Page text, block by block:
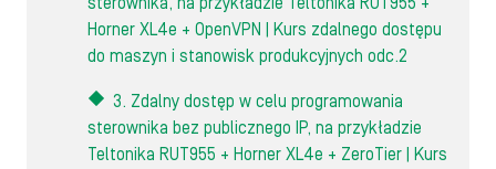
Horner XL4e + OpenVPN | Kurs zdalnego dostępu
do maszyn i stanowisk produkcyjnych odc.2
3. Zdalny dostęp w celu programowania
sterownika bez publicznego IP, na przykładzie
Teltonika RUT955 + Horner XL4e + ZeroTier | Kurs